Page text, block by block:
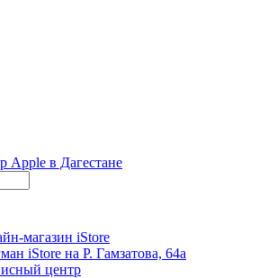
магазин iStore
iStore на Р. Гамзатова, 64а
центр